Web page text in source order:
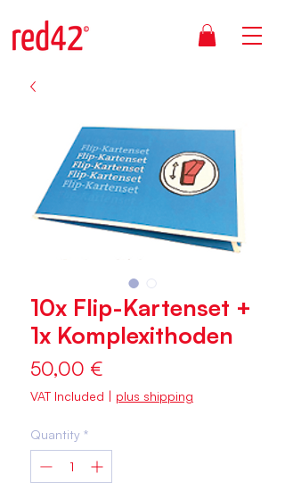
10x Flip-Kartenset +
1x Komplexithoden
50,00 €
VAT Included | plus shipping
Quantity *